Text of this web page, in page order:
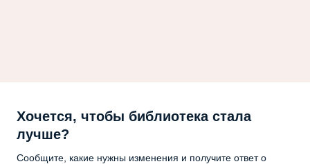
Хочется, чтобы библиотека стала
лучше?
Сообщите, какие нужны изменения и получите ответ о